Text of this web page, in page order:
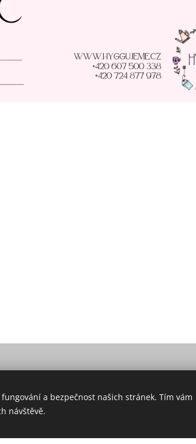
Vytvořeno službou
a bezpečnost našich stránek. Tím vám
návštěvě.